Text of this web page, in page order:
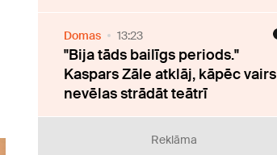
Domas 13:23
"Bija tāds bailīgs periods."
Kaspars Zāle atklāj, kāpēc vairs
nevēlas strādāt teātrī
Reklāma